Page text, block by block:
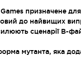
призначене
до найвищих
сценарії B-
мутанта, яка